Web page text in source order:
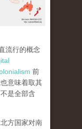
流行的概念
前
意味着取其
是全部含
方国家对南